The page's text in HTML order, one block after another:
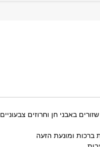
באבני חן וחרוזים צבעוניים
ברכות ומונעת הזעה